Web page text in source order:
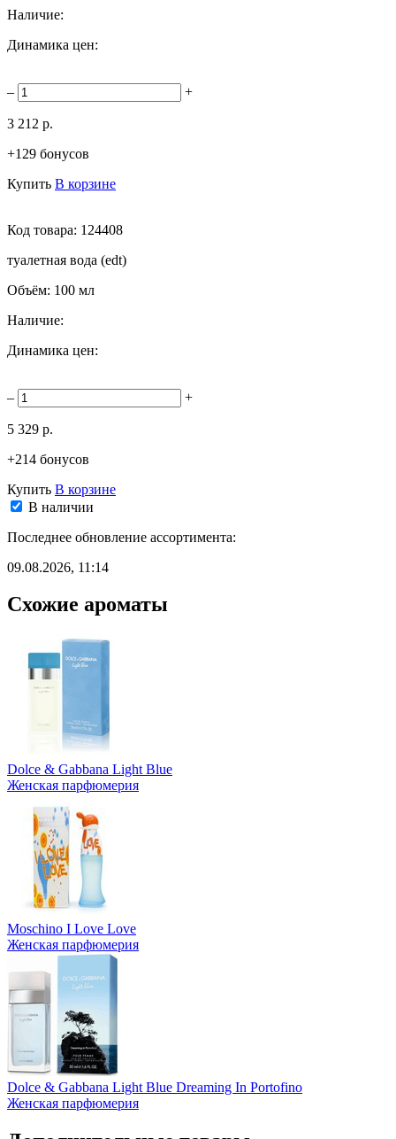
Наличие:
Динамика цен:
– +
3 212 р.
+129 бонусов
Купить В корзине
Код товара: 124408
туалетная вода (edt)
Объём: 100 мл
Наличие:
Динамика цен:
– +
5 329 р.
+214 бонусов
Купить В корзине
В наличии
Последнее обновление ассортимента:
09.08.2026, 11:14
Схожие ароматы
Dolce & Gabbana Light Blue
Женская парфюмерия
Moschino I Love Love
Женская парфюмерия
Dolce & Gabbana Light Blue Dreaming In Portofino
Женская парфюмерия